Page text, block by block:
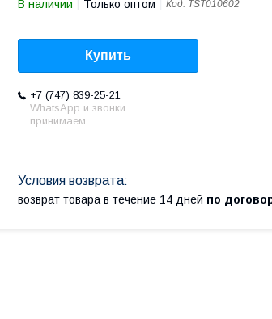
В наличии Только оптом Код: TST010602
Купить
+7 (747) 839-25-21
WhatsApp и звонки
принимаем
возврат товара в течение 14 дней по